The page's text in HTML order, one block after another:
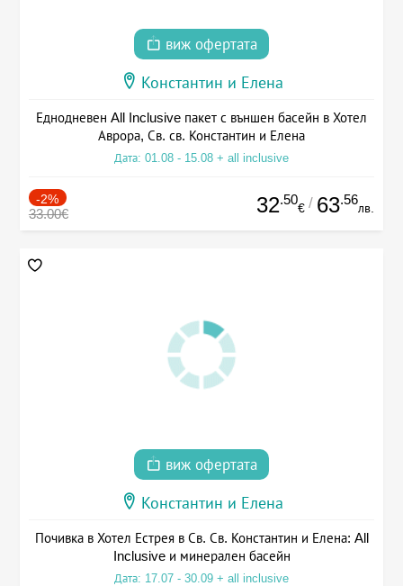
виж офертата
Константин и Елена
Еднодневен All Inclusive пакет с външен басейн в Хотел
Аврора, Св. св. Константин и Елена
Дата: 01.08 - 15.08 + all inclusive
-2%
33.00€ 32.50
€ / 63.56
лв.
виж офертата
Константин и Елена
Почивка в Хотел Естрея в Св. Св. Константин и Елена: All
Inclusive и минерален басейн
Дата: 17.07 - 30.09 + all inclusive